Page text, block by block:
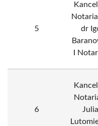
5
dr
I
6